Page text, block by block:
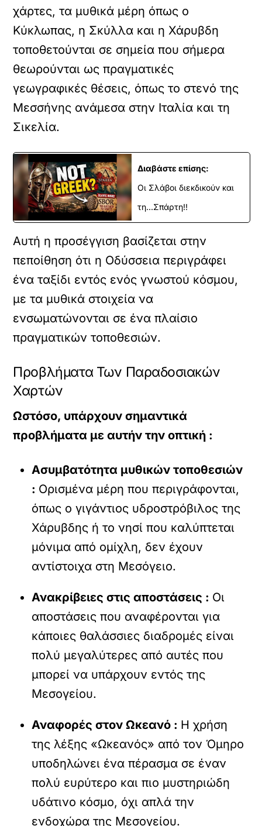
χάρτες, τα μυθικά μέρη όπως ο
Κύκλωπας, η Σκύλλα και η Χάρυβδη
τοποθετούνται σε σημεία που σήμερα
θεωρούνται ως πραγματικές
γεωγραφικές θέσεις, όπως το στενό της
Μεσσήνης ανάμεσα στην Ιταλία και τη
Σικελία.
Διαβάστε επίσης:
Οι Σλάβοι διεκδικούν και
τη...Σπάρτη!!
Αυτή η προσέγγιση βασίζεται στην
πεποίθηση ότι η Οδύσσεια περιγράφει
ένα ταξίδι εντός ενός γνωστού κόσμου,
με τα μυθικά στοιχεία να
ενσωματώνονται σε ένα πλαίσιο
πραγματικών τοποθεσιών.
Προβλήματα Των Παραδοσιακών
Χαρτών
Ωστόσο, υπάρχουν σημαντικά
προβλήματα με αυτήν την οπτική :
Ασυμβατότητα μυθικών τοποθεσιών
: Ορισμένα μέρη που περιγράφονται,
όπως ο γιγάντιος υδροστρόβιλος της
Χάρυβδης ή το νησί που καλύπτεται
μόνιμα από ομίχλη, δεν έχουν
αντίστοιχα στη Μεσόγειο.
Ανακρίβειες στις αποστάσεις : Οι
αποστάσεις που αναφέρονται για
κάποιες θαλάσσιες διαδρομές είναι
πολύ μεγαλύτερες από αυτές που
μπορεί να υπάρχουν εντός της
Μεσογείου.
Αναφορές στον Ωκεανό : Η χρήση
της λέξης «Ωκεανός» από τον Όμηρο
υποδηλώνει ένα πέρασμα σε έναν
πολύ ευρύτερο και πιο μυστηριώδη
υδάτινο κόσμο, όχι απλά την
ενδοχώρα της Μεσογείου.